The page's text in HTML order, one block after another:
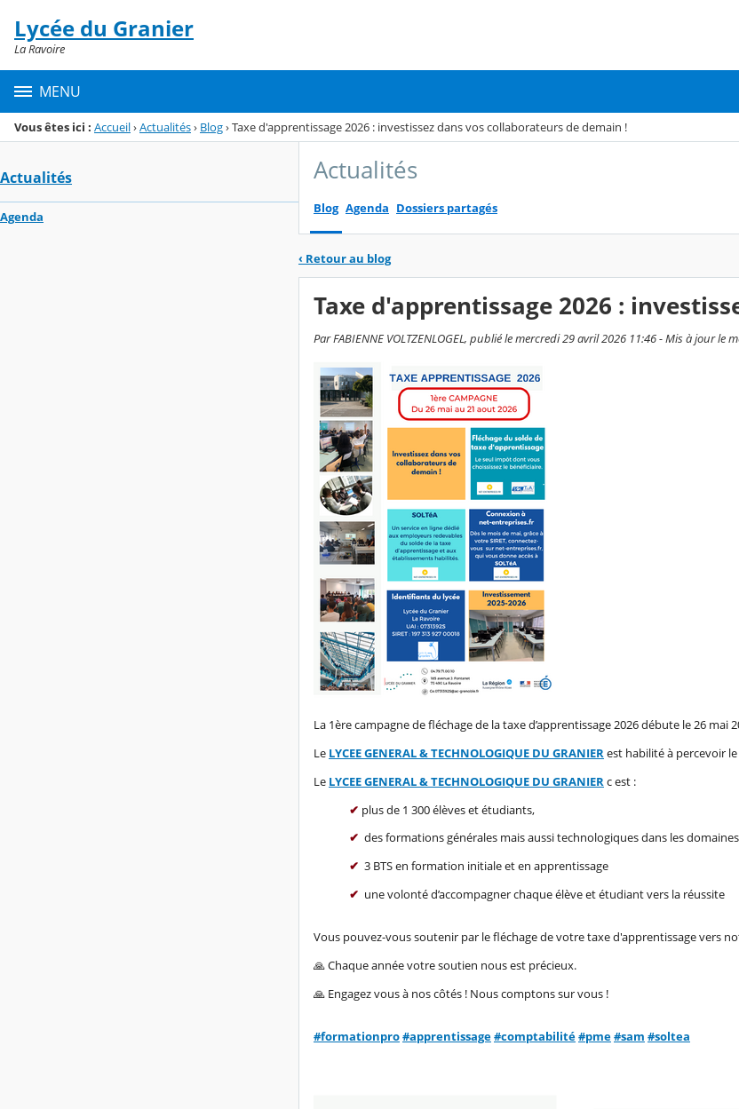
Menu de la rubrique
Contenu
Lycée du Granier
La Ravoire
MENU
Vous êtes ici : Accueil›Actualités› Blog›Taxe d'apprentissage 2026 : investissez dans vos collaborateurs de demain !
Actualités
Agenda
Actualités
Blog Agenda Dossiers partagés
‹ Retour au blog
Taxe d'apprentissage 2026 :
Par FABIENNE VOLTZENLOGEL, publié le mercredi 29 avril 2026 11:46 - Mis à jour le
La 1ère campagne de fléchage de la taxe d’apprentissage 2026 débute le 26 mai
Le LYCEE GENERAL & TECHNOLOGIQUE DU GRANIER est habilité à percevoir le
Le LYCEE GENERAL & TECHNOLOGIQUE DU GRANIER c est :
✔ plus de 1 300 élèves et étudiants,
✔ des formations générales mais aussi technologiques dans les
✔ 3 BTS en formation initiale et en apprentissage
✔ une volonté d’accompagner chaque élève et étudiant vers la réussite
Vous pouvez-vous soutenir par le fléchage de votre taxe d'apprentissage vers
🙏 Chaque année votre soutien nous est précieux.
🙏 Engagez vous à nos côtés ! Nous comptons sur vous !
#formationprohashtag
#apprentissagehashtag
#comptabilitéhashtag
#pmehashtag
#sam hashtag
#soltea